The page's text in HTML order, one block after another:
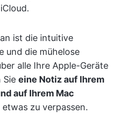
ist die intuitive
und die mühelose
alle Ihre Apple-Geräte
Sie eine Notiz auf Ihrem
auf Ihrem Mac
etwas zu verpassen.